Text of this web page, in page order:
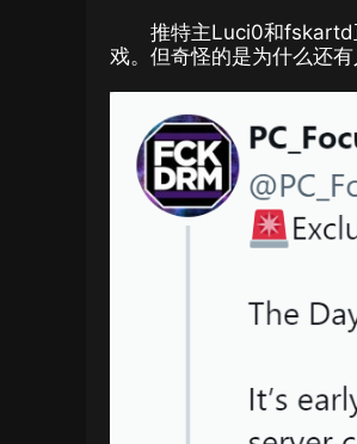
推特主Luci0和fskartd
戏。但奇怪的是为什么还有